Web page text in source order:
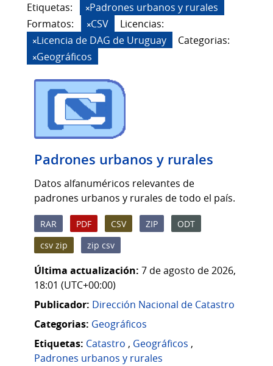
Etiquetas:
Padrones urbanos y rurales
Formatos:
CSV
Licencias:
Licencia de DAG de Uruguay
Categorias:
Geográficos
Padrones urbanos y rurales
Datos alfanuméricos relevantes de
padrones urbanos y rurales de todo el país.
RAR PDF CSV ZIP
ODT
csv zip
zip csv
Última actualización: 7 de agosto de 2026,
18:01 (UTC+00:00)
Publicador: Dirección Nacional de Catastro
Categorias: Geográficos
Etiquetas: Catastro , Geográficos ,
Padrones urbanos y rurales